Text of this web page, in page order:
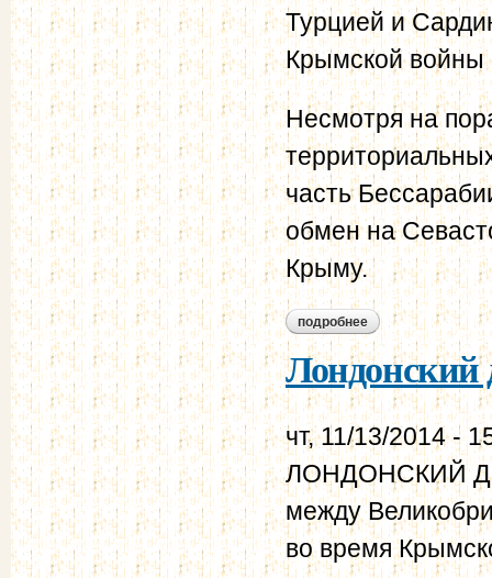
Турцией и
Крымской войны
Несмотря на
часть
обмен на
Крыму.
подробнее о парижский
Лондонский
чт, 11/13/2014 -
ЛОНДОНСКИЙ
между
во время